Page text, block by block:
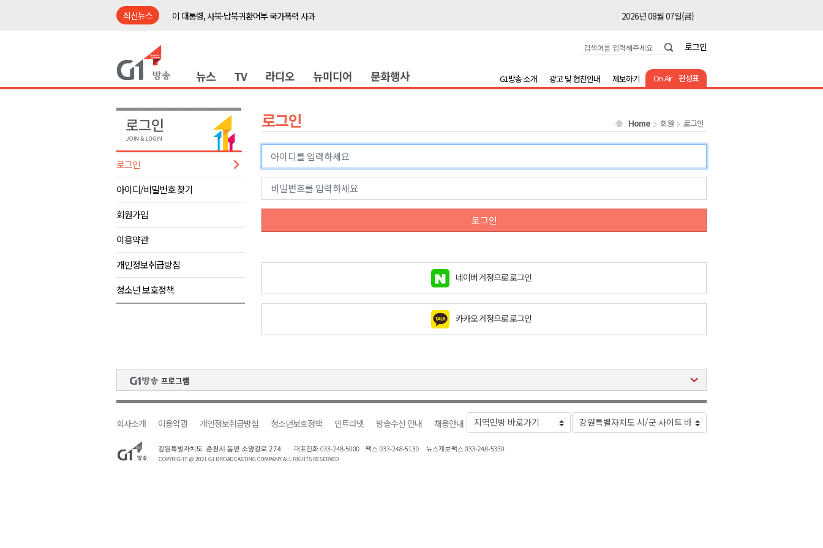
최신뉴스
이 대통령, 사북·납북귀환어부 국가폭력 사과
2026년 08월 07일(금)
2026년 08월 07일(금)
이광재 국회 예결위원장, 강릉시 초청 특별 강연
2026년 08월 07일(금)
육동한 시장, 국제스케이트장 춘천 유치 건의
영월군, 국·도비 확보 보고회 개최
2026년 08월 07일(금)
삼척 공공산후조리원 이전 시급
강원자치도교육청 교감급 이상 387명 인사
2026년 08월 07일(금)
도-시군 첫 간담회..우상호 "하나된 공동체"
이 대통령, 사북·납북귀환어부 국가폭력 사과
2026년 08월 07일(금)
여름축제 더위와 전쟁..물놀이 접목
2026년 08월 07일(금)
강원도, 최휘영 문체부장관과 정책간담회
이광재 국회 예결위원장, 강릉시 초청 특별 강연
검찰청 폐지..해결 과제 산적
강원자치도교육청 교감급 이상 387명 인사
2026년 08월 07일(금)
로그인
뉴스 TV 라디오 뉴미디어 문화행사 On Air 편성표
G1방송 소개 광고 및 협찬안내 제보하기
로그인
아이디/비밀번호 찾기
회원가입
이용약관
개인정보취급방침
청소년 보호정책
로그인 Home 회원 로그인
로그인
네이버 계정으로 로그인
카카오 계정으로 로그인
회사소개 이용약관 개인정보취급방침 청소년보호정책 인트라넷 방송수신 안내 채용안내